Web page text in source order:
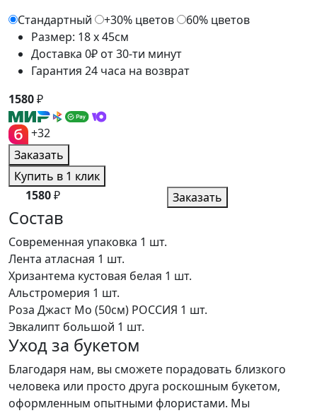
Стандартный
+30% цветов
60% цветов
Размер: 18 x 45см
Доставка 0₽ от 30-ти минут
Гарантия 24 часа на возврат
1580₽
+32
Заказать
Купить в 1 клик
1580₽ Заказать
Состав
Современная упаковка 1 шт.
Лента атласная 1 шт.
Хризантема кустовая белая 1 шт.
Альстромерия 1 шт.
Роза Джаст Мо (50см) РОССИЯ 1 шт.
Эвкалипт большой 1 шт.
Уход за букетом
Благодаря нам, вы сможете порадовать близкого
человека или просто друга роскошным букетом,
оформленным опытными флористами. Мы